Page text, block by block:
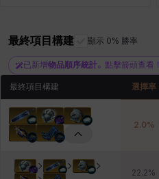
青燕 馬庫斯
最終項目構建 顯示 0% 勝率
已新增物品順序統計。點擊箭頭查看！
最終項目構建 選擇率
2.0%
22.2%